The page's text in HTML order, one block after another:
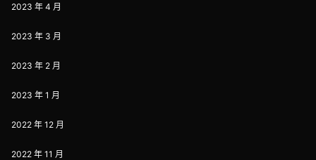
2023 年 4 月
2023 年 3 月
2023 年 2 月
2023 年 1 月
2022 年 12 月
2022 年 11 月